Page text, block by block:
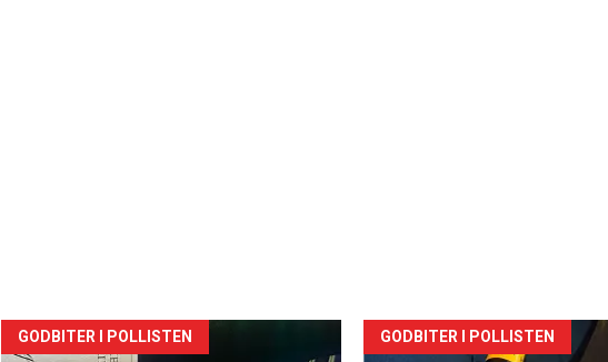
Forsiden
GODBITER I POLLISTEN
Forsiden
GODBITER I POLLISTEN